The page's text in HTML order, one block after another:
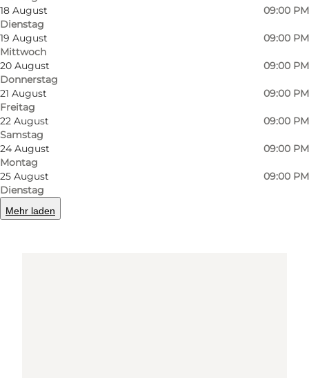
18 August
Dienstag
09:00 PM
19 August
Mittwoch
09:00 PM
20 August
Donnerstag
09:00 PM
21 August
Freitag
09:00 PM
22 August
Samstag
09:00 PM
24 August
Montag
09:00 PM
25 August
Dienstag
09:00 PM
Mehr laden
Overgade 23
5000 Odense C